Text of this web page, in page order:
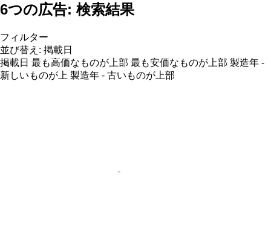
6つの広告: 検索結果
フィルター
並び替え : 掲載日
掲載日 最も高価なものが上部 最も安価なものが上部 製造年 -
新しいものが上 製造年 - 古いものが上部